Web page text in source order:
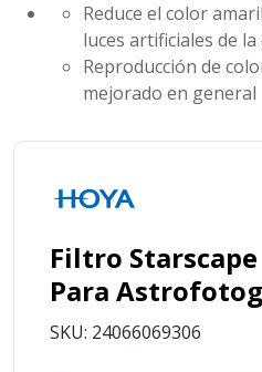
Reduce el color
luces artificiales de la
Reproducción de
mejorado en general
Filtro
Para
SKU: 24066069306